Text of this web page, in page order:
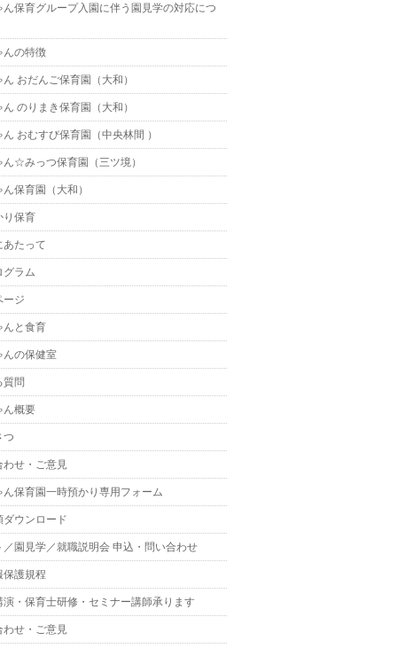
ん保育グループ入園に伴う園見学の対応につ
んの特徴
おだんご保育園（大和）
のりまき保育園（大和）
おむすび保育園（中央林間 ）
ん☆みっつ保育園（三ツ境）
保育園（大和）
り保育
あたって
グラム
ージ
んと食育
んの保健室
質問
ん概要
つ
わせ・ご意見
ん保育園一時預かり専用フォーム
ダウンロード
／園見学／就職説明会 申込・問い合わせ
保護規程
演・保育士研修・セミナー講師承ります
わせ・ご意見